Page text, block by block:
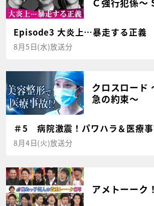
Episode3 大炎上…暴走する正義
8月5日(水)放送分
クロスロード
急の約束～
＃5 病院激震！パワハラ＆医療
8月4日(火)放送分
アメトーーク！